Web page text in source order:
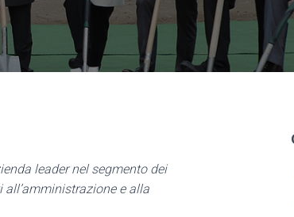
leader nel segmento dei
e alla